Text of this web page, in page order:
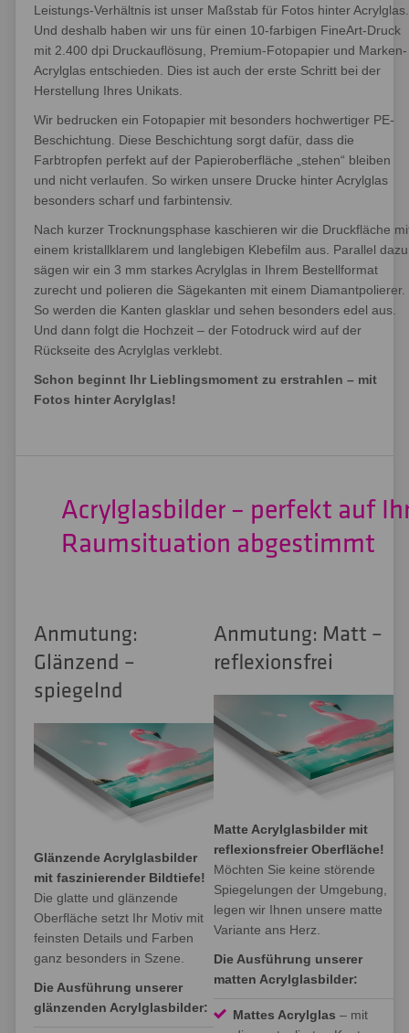
Leistungs-Verhältnis ist unser Maßstab für Fotos hinter Acrylglas.
Und deshalb haben wir uns für einen 10-farbigen FineArt-Druck
mit 2.400 dpi Druckauflösung, Premium-Fotopapier und Marken-
Acrylglas entschieden. Dies ist auch der erste Schritt bei der
Herstellung Ihres Unikats.
Wir bedrucken ein Fotopapier mit besonders hochwertiger PE-
Beschichtung. Diese Beschichtung sorgt dafür, dass die
Farbtropfen perfekt auf der Papieroberfläche „stehen“ bleiben
und nicht verlaufen. So wirken unsere Drucke hinter Acrylglas
besonders scharf und farbintensiv.
Nach kurzer Trocknungsphase kaschieren wir die Druckfläche
einem kristallklarem und langlebigen Klebefilm aus. Parallel dazu
sägen wir ein 3 mm starkes Acrylglas in Ihrem Bestellformat
zurecht und polieren die Sägekanten mit einem Diamantpolierer.
So werden die Kanten glasklar und sehen besonders edel aus.
Und dann folgt die Hochzeit – der Fotodruck wird auf der
Rückseite des Acrylglas verklebt.
Schon beginnt Ihr Lieblingsmoment zu erstrahlen – mit
Fotos hinter Acrylglas!
Acrylglasbilder – perfekt auf
Raumsituation abgestimmt
Anmutung:
Glänzend –
spiegelnd
Glänzende Acrylglasbilder
mit faszinierender Bildtiefe!
Die glatte und glänzende
Oberfläche setzt Ihr Motiv mit
feinsten Details und Farben
ganz besonders in Szene.
Die Ausführung unserer
glänzenden Acrylglasbilder:
Anmutung: Matt –
reflexionsfrei
Matte Acrylglasbilder mit
reflexionsfreier Oberfläche!
Möchten Sie keine störende
Spiegelungen der Umgebung,
legen wir Ihnen unsere matte
Variante ans Herz.
Die Ausführung unserer
matten Acrylglasbilder:
Mattes Acrylglas – mit